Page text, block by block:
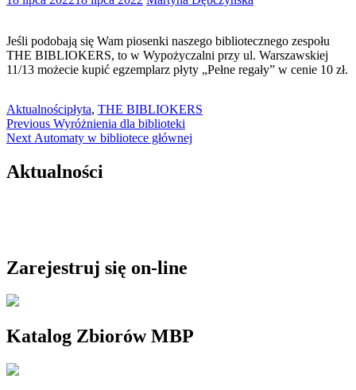
Jeśli podobają się Wam piosenki naszego bibliotecznego zespołu
THE BIBLIOKERS, to w Wypożyczalni przy ul. Warszawskiej
11/13 możecie kupić egzemplarz płyty „Pełne regały” w cenie 10 zł.
Aktualnościpłyta, THE BIBLIOKERS
Nawigacja
wpisu
Previous Previous
post:
Wyróżnienia dla biblioteki
Next Next
Automaty w bibliotece głównej
Aktualności
Zarejestruj się on-line
Katalog Zbiorów MBP